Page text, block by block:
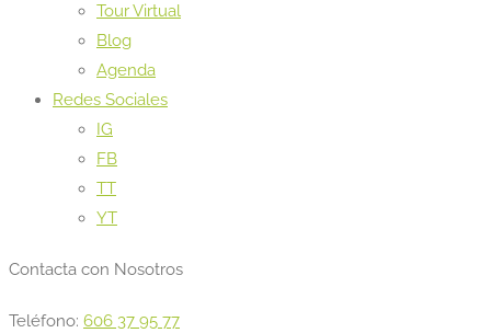
Tour Virtual
Blog
Agenda
Redes Sociales
IG
FB
TT
YT
Contacta con Nosotros
Teléfono: 606 37 95 77